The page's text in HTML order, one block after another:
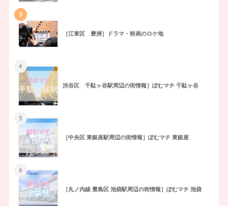
3
［江東区 豊洲］ドラマ・映画のロケ地
4
渋谷区 千駄ヶ谷駅周辺の街情報］ぽむマチ 千駄ヶ谷
5
［中央区 東銀座駅周辺の街情報］ぽむマチ 東銀座
6
［丸ノ内線 豊島区 池袋駅周辺の街情報］ぽむマチ 池袋